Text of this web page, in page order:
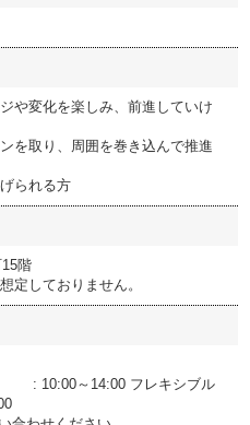
や変化を楽しみ、前進していけ
を取り、周囲を巻き込んで推進
られる方
階
定しておりません。
10:00～14:00 フレキシブル